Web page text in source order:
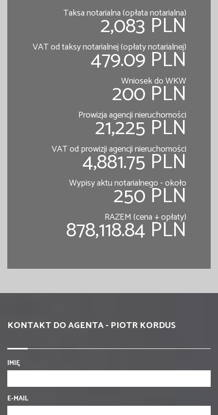
Taksa notarialna (opłata notarialna)
2,083 PLN
VAT od taksy notarialnej (opłaty notarialnej)
479.09 PLN
Wniosek do WKW
200 PLN
Prowizja agencji nieruchomości
21,225 PLN
VAT od prowizji agencji nieruchomości
4,881.75 PLN
Wypisy aktu notarialnego - około
250 PLN
RAZEM (cena + opłaty)
878,118.84 PLN
KONTAKT DO AGENTA - PIOTR KORDUS
IMIĘ
E-MAIL